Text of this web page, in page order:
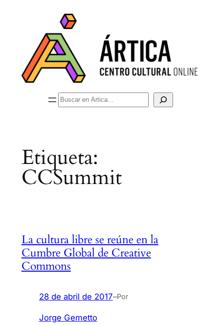
Buscar
Etiqueta:
CCSummit
La cultura libre se reúne en la
Cumbre Global de Creative
Commons
28 de abril de 2017–Por
Jorge Gemetto